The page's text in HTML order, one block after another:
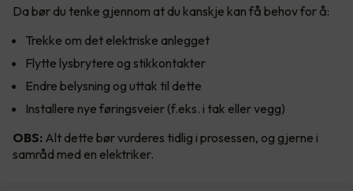
Da bør du tenke gjennom at du kanskje kan få behov for å:
Trekke om det elektriske anlegget
Flytte lysbrytere og stikkontakter
Endre belysning og uttak til dette
Installere nye føringsveier (f.eks. i tak eller vegg)
OBS: Alt dette bør vurderes tidlig i prosessen, og gjerne i
samråd med en elektriker.